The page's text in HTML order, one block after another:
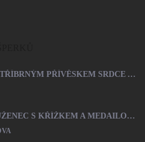
ŠŇŮRKOVÝ NÁRAMEK SE STŘÍBRNÝM PŘÍVĚSKEM SRDCE A KRYSTALY SWAROVSKI CRYSTAL (STŘÍBRO 925/1000)
OCELOVÝ NÁHRDELNÍK RŮŽENEC S KŘÍŽKEM A MEDAILONEM